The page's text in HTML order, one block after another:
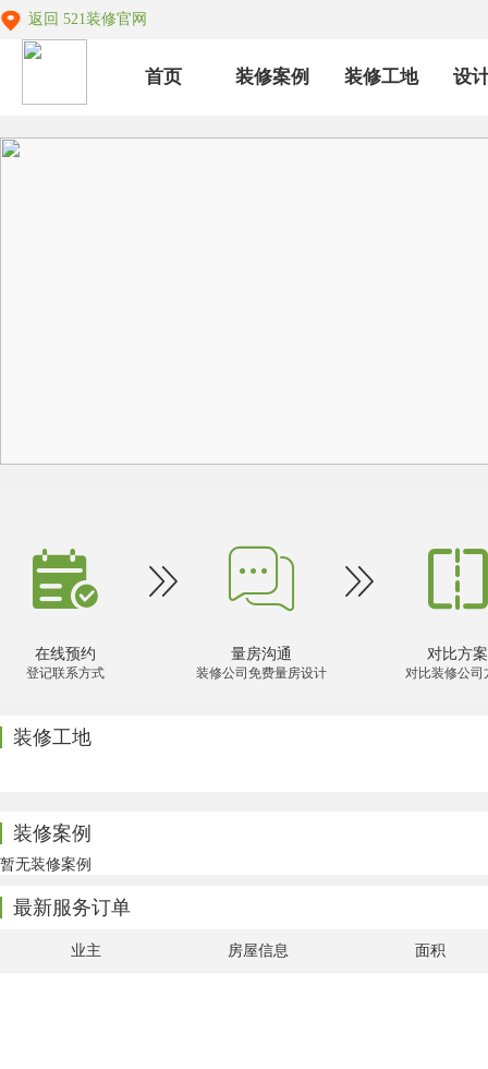
返回 521装修官网
首页 装修案例 装修工地 设

在线预约
登记联系方式
 
量房沟通
装修公司免费量房设计

对比方案
对比装修公司
装修工地
装修案例
暂无装修案例
最新服务订单
业主 房屋信息 面积